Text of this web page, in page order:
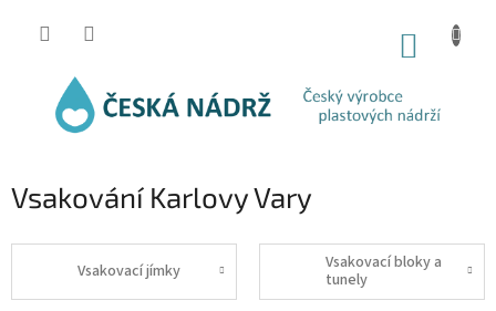
Vsakování Karlovy Vary
Vsakovací jímky
Vsakovací bloky a
tunely